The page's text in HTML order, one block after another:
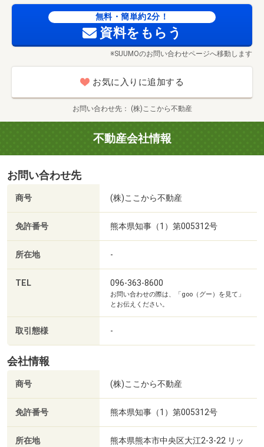
・早朝8：00～、お仕事帰りの19時以降の夜間内覧も大歓
けでも大歓迎です。
・メールでのご予約は下記の［資料請求］からの入力とな
での現地名称、日時のやり取りでも大丈夫ですよ(^^)
・店舗は20時までの営業となりますが御電話での問合せは
22時まで受付ています。
※都合により電話に出れない場合は折り返し電話いたしま
す。
無料・簡単約2分！
資料をもらう
※SUUMOのお問い合わせページへ移動します
お気に入りに追加する
お問い合わせ先 (株)ここから不動産
不動産会社情報
お問い合わせ先
商号 (株)ここから不動産
免許番号 熊本県知事（1）第005312号
所在地 -
TEL 096-363-8600
お問い合わせの際は、「goo（グー）を見て」
とお伝えください。
取引態様 -
会社情報
商号 (株)ここから不動産
免許番号 熊本県知事（1）第005312号
所在地
熊本県熊本市中央区大江2-3-22 リッ